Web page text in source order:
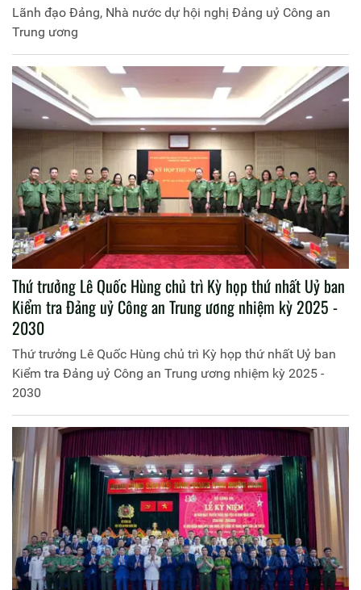
Lãnh đạo Đảng, Nhà nước dự hội nghị Đảng uỷ Công an
Trung ương
Thứ trưởng Lê Quốc Hùng chủ trì Kỳ họp thứ nhất Uỷ ban
Kiểm tra Đảng uỷ Công an Trung ương nhiệm kỳ 2025 -
2030
Thứ trưởng Lê Quốc Hùng chủ trì Kỳ họp thứ nhất Uỷ ban
Kiểm tra Đảng uỷ Công an Trung ương nhiệm kỳ 2025 -
2030